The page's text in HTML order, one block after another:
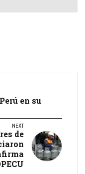
en su
NEXT
de